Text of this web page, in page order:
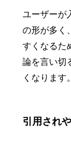
ユーザーが
の形が多く
すくなるた
論を言い切
くなります。
引用され